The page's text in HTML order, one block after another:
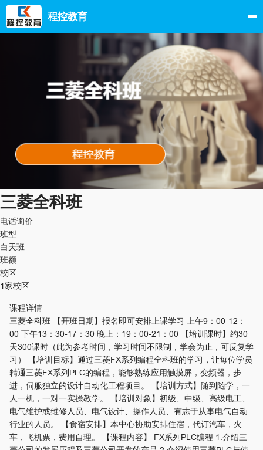
程控教育
三菱全科班
电话询价
班型
白天班
班额
校区
1家校区
课程详情
三菱全科班 【开班日期】报名即可安排上课学习 上午9：00-12：
00 下午13：30-17：30 晚上：19：00-21：00 【培训课时】约30
天300课时（此为参考时间，学习时间不限制，学会为止，可反复学
习） 【培训目标】通过三菱FX系列编程全科班的学习，让每位学员
精通三菱FX系列PLC的编程，能够熟练应用触摸屏，变频器，步
进，伺服独立的设计自动化工程项目。 【培训方式】随到随学，一
人一机，一对一实操教学。 【培训对象】初级、中级、高级电工、
电气维护或维修人员、电气设计、操作人员、有志于从事电气自动
行业的人员。 【食宿安排】本中心协助安排住宿，代订汽车，火
车，飞机票，费用自理。 【课程内容】 FX系列PLC编程 1.介绍三